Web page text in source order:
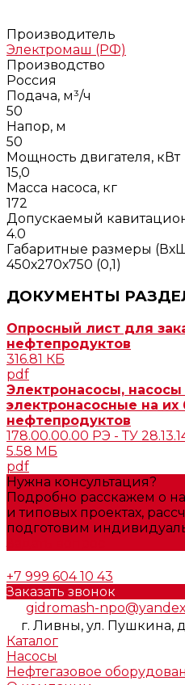
Производитель
Электромаш (РФ)
Производство
Россия
Подача, м³/ч
50
Напор, м
50
Мощность двигателя, кВт
15,0
Масса насоса, кг
172
Допускаемый
4.0
Габаритные размеры
450х270х750 (0,1)
ДОКУМЕНТЫ
Опросный лист для
нефтепродуктов
316.81 КБ
pdf
Электронасосы, насосы
электронасосные на их
нефтепродуктов
178.00.00.00 РЭ - ТУ
5.58 МБ
pdf
Нужна консультация?
Подробно расскажем о
и типовых проектах,
подготовим
+7 999 604 10 43
Заказать звонок
gidromash-
г. Ливны, ул. Пушкина,
Каталог
Насосы
Нефтегазовое